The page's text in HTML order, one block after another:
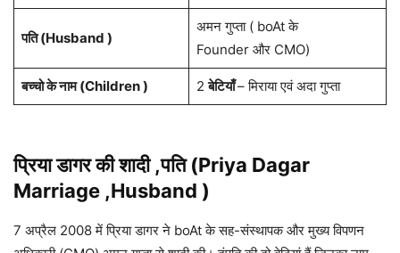
पति (Husband )
अमन गुप्ता ( boAt के
Founder और CMO)
बच्चो के नाम (Children ) 2बेटियाँ– मिराया एवं अदा गुप्ता
प्रिया डागर की शादी ,पति (Priya Dagar
Marriage ,Husband )
7 अप्रैल 2008 में प्रिया डागर ने boAt के सह-संस्थापक और मुख्य विपणन